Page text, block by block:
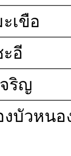
เขือ
อี
ริญ
งบัวหนอ